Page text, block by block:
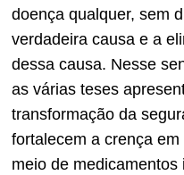
doença qualquer, sem
verdadeira causa e a
dessa causa. Nesse
as várias teses
transformação da
fortalecem a crença
meio de